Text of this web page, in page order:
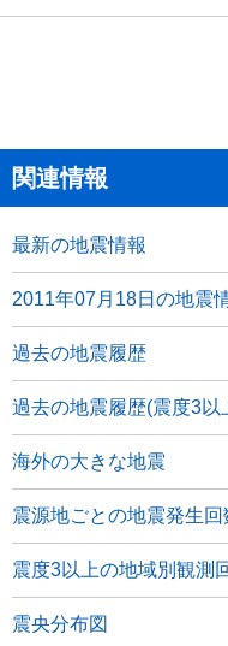
関連情報
最新の地震情報
2011年07月18日の地震
過去の地震履歴
過去の地震履歴(震度3以
海外の大きな地震
震源地ごとの地震発生回
震度3以上の地域別観測
震央分布図